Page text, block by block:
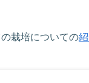
栽培についての